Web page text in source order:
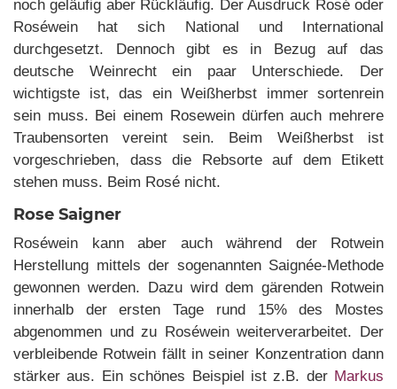
noch geläufig aber Rückläufig. Der Ausdruck Rosé oder
Roséwein hat sich National und International
durchgesetzt. Dennoch gibt es in Bezug auf das
deutsche Weinrecht ein paar Unterschiede. Der
wichtigste ist, das ein Weißherbst immer sortenrein
sein muss. Bei einem Rosewein dürfen auch mehrere
Traubensorten vereint sein. Beim Weißherbst ist
vorgeschrieben, dass die Rebsorte auf dem Etikett
stehen muss. Beim Rosé nicht.
Rose Saigner
Roséwein kann aber auch während der Rotwein
Herstellung mittels der sogenannten Saignée-Methode
gewonnen werden. Dazu wird dem gärenden Rotwein
innerhalb der ersten Tage rund 15% des Mostes
abgenommen und zu Roséwein weiterverarbeitet. Der
verbleibende Rotwein fällt in seiner Konzentration dann
stärker aus. Ein schönes Beispiel ist z.B. der Markus